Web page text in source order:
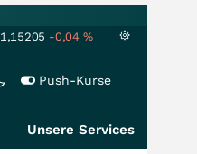
1,15205 -0,04 %
Push-Kurse
Unsere Services